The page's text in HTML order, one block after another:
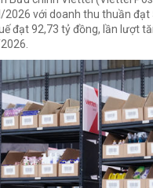
2026 với doanh thu thuần đạt
đạt 92,73 tỷ đồng, lần lượt